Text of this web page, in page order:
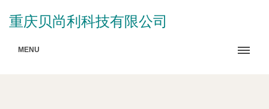
重庆贝尚利科技有限公司
MENU